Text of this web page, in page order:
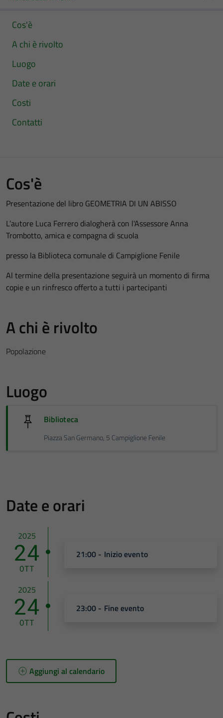
Cos'è
A chi è rivolto
Luogo
Date e orari
Costi
Contatti
Cos'è
Presentazione del libro GEOMETRIA DI UN ABISSO
L’autore Luca Ferrero dialogherà con l'Assessore Anna
Trombotto, amica e compagna di scuola
presso la Biblioteca comunale di Campiglione Fenile
Al termine della presentazione seguirà un momento di firma
copie e un rinfresco offerto a tutti i partecipanti
A chi è rivolto
Popolazione
Luogo
Biblioteca
Piazza San Germano, 5 Campiglione Fenile
Date e orari
2025
24
OTT
21:00 - Inizio evento
2025
24
OTT
23:00 - Fine evento
Aggiungi al calendario